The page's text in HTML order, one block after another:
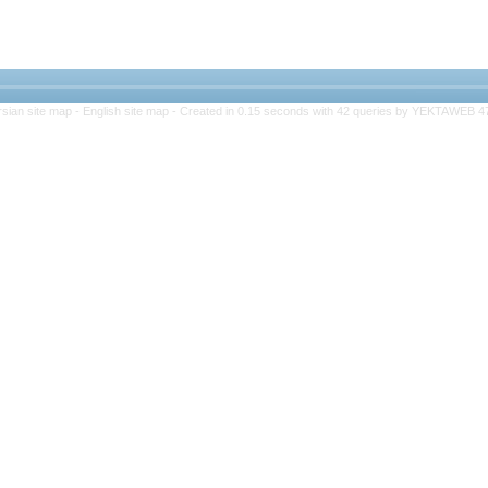
site map - English site map - Created in 0.15 seconds with 42 queries by YEKTAWEB